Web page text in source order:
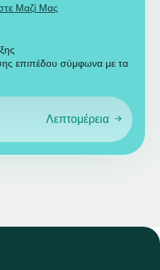
Μαζί Μας
επιπέδου σύμφωνα με τα
Λεπτομέρεια